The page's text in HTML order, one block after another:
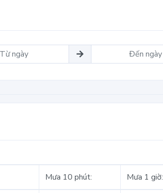
Mưa 10 phút: Mưa 1 giờ: